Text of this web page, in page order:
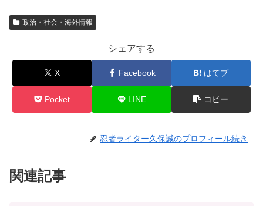
政治・社会・海外情報
シェアする
X Facebook はてブ
Pocket LINE コピー
忍者ライター久保誠のプロフィール続き
関連記事